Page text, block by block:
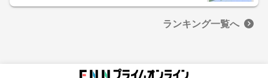
ランキング一覧へ